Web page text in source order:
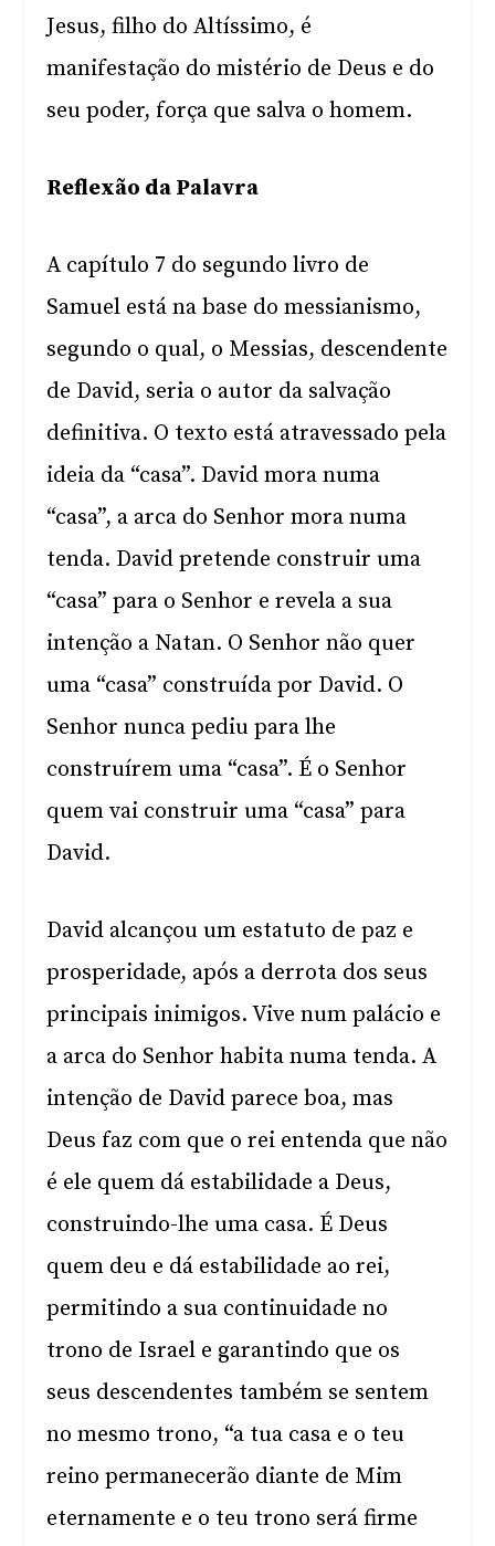
Jesus, filho do Altíssimo, é
manifestação do mistério de Deus e do
seu poder, força que salva o homem.
Reflexão da Palavra
A capítulo 7 do segundo livro de
Samuel está na base do messianismo,
segundo o qual, o Messias, descendente
de David, seria o autor da salvação
definitiva. O texto está atravessado pela
ideia da “casa”. David mora numa
“casa”, a arca do Senhor mora numa
tenda. David pretende construir uma
“casa” para o Senhor e revela a sua
intenção a Natan. O Senhor não quer
uma “casa” construída por David. O
Senhor nunca pediu para lhe
construírem uma “casa”. É o Senhor
quem vai construir uma “casa” para
David.
David alcançou um estatuto de paz e
prosperidade, após a derrota dos seus
principais inimigos. Vive num palácio e
a arca do Senhor habita numa tenda. A
intenção de David parece boa, mas
Deus faz com que o rei entenda que não
é ele quem dá estabilidade a Deus,
construindo-lhe uma casa. É Deus
quem deu e dá estabilidade ao rei,
permitindo a sua continuidade no
trono de Israel e garantindo que os
seus descendentes também se sentem
no mesmo trono, “a tua casa e o teu
reino permanecerão diante de Mim
eternamente e o teu trono será firme